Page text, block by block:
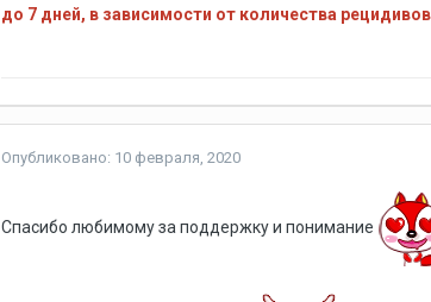
до 7 дней, в зависимости от количества
Опубликовано: 10 февраля, 2020
Спасибо любимому за поддержку и понимание